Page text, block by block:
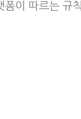
이 따르는 규